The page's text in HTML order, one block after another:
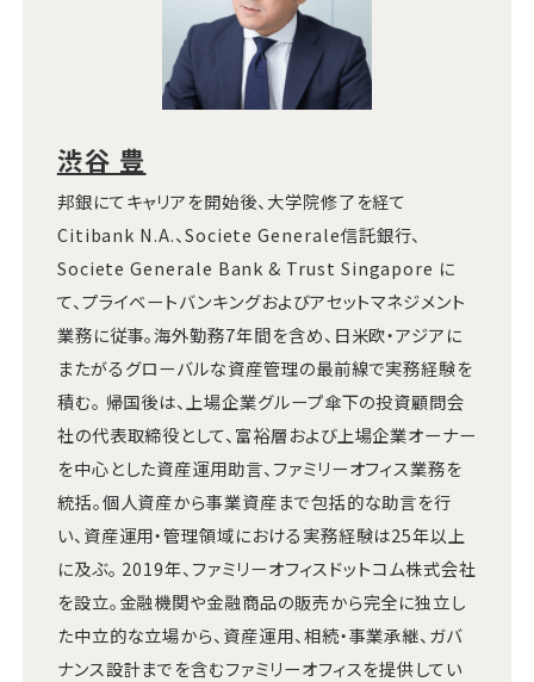
渋谷 豊
邦銀にてキャリアを開始後、大学院修了を経て
Citibank N.A.、Societe Generale信託銀行、
Societe Generale Bank & Trust Singapore に
て、プライベートバンキングおよびアセットマネジメント
業務に従事。海外勤務7年間を含め、日米欧・アジアに
またがるグローバルな資産管理の最前線で実務経験を
積む。 帰国後は、上場企業グループ傘下の投資顧問会
社の代表取締役として、富裕層および上場企業オーナー
を中心とした資産運用助言、ファミリーオフィス業務を
統括。個人資産から事業資産まで包括的な助言を行
い、資産運用・管理領域における実務経験は25年以上
に及ぶ。 2019年、ファミリーオフィスドットコム株式会社
を設立。金融機関や金融商品の販売から完全に独立し
た中立的な立場から、資産運用、相続・事業承継、ガバ
ナンス設計までを含むファミリーオフィスを提供してい